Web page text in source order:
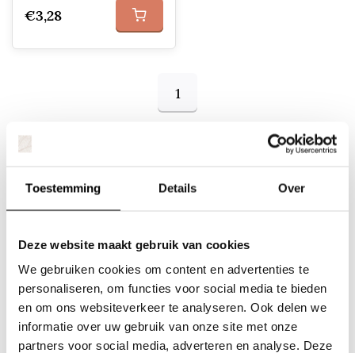
Toestemming Details Over
Deze website maakt gebruik van cookies
We gebruiken cookies om content en advertenties te
personaliseren, om functies voor social media te bieden
en om ons websiteverkeer te analyseren. Ook delen we
informatie over uw gebruik van onze site met onze
partners voor social media, adverteren en analyse. Deze
€3,28
1
in vochtige of natte omgevingen langs oevers
van vijvers, beken, rivieren of andere
aangepast aan de omstandigheden van natte
grond en kunnen variëren van lage
bodembedekkers tot hoge grassen of bloeiende
planten. Enkele voorbeelden van oeverplanten
zijn: